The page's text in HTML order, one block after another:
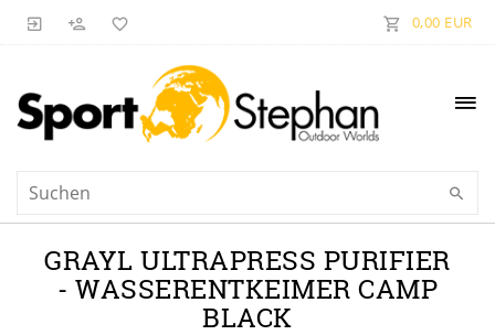
0,00 EUR
GRAYL ULTRAPRESS PURIFIER
- WASSERENTKEIMER CAMP
BLACK